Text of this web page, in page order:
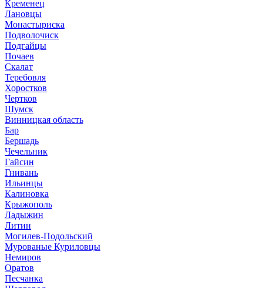
Кременец
Лановцы
Монастыриска
Подволочиск
Подгайцы
Почаев
Скалат
Теребовля
Хоростков
Чертков
Шумск
Винницкая область
Бар
Бершадь
Чечельник
Гайсин
Гнивань
Ильинцы
Калиновка
Крыжополь
Ладыжин
Литин
Могилев-Подольский
Мурованые Куриловцы
Немиров
Оратов
Песчанка